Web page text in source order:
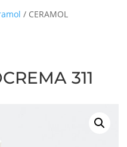
/ CERAMOL
311